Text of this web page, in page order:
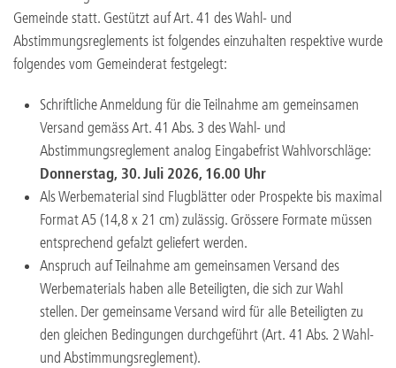
Gemeinde statt. Gestützt auf Art. 41 des Wahl- und
Abstimmungsreglements ist folgendes einzuhalten respektive wurde
folgendes vom Gemeinderat festgelegt:
Schriftliche Anmeldung für die Teilnahme am gemeinsamen
Versand gemäss Art. 41 Abs. 3 des Wahl- und
Abstimmungsreglement analog Eingabefrist Wahlvorschläge:
Donnerstag, 30. Juli 2026, 16.00 Uhr
Als Werbematerial sind Flugblätter oder Prospekte bis maximal
Format A5 (14,8 x 21 cm) zulässig. Grössere Formate müssen
entsprechend gefalzt geliefert werden.
Anspruch auf Teilnahme am gemeinsamen Versand des
Werbematerials haben alle Beteiligten, die sich zur Wahl
stellen. Der gemeinsame Versand wird für alle Beteiligten zu
den gleichen Bedingungen durchgeführt (Art. 41 Abs. 2 Wahl-
und Abstimmungsreglement).